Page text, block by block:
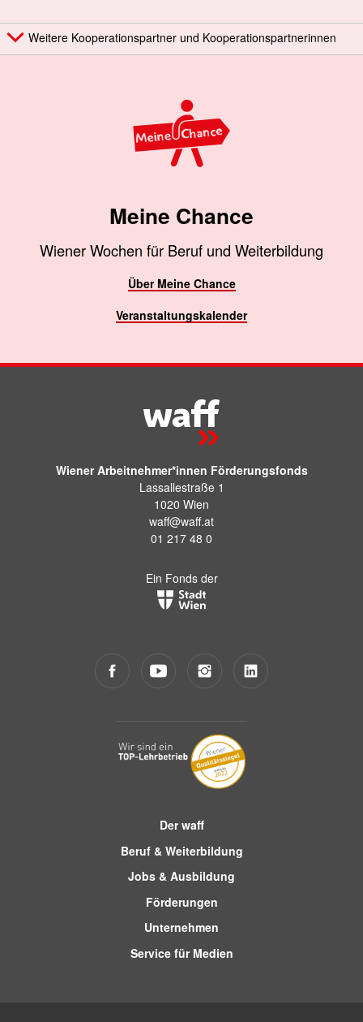
Weitere Kooperationspartner und Kooperationspartnerinnen
Meine Chance
Wiener Wochen für Beruf und Weiterbildung
Über Meine Chance
Veranstaltungskalender
Wiener Arbeitnehmer*innen Förderungsfonds
Lassallestraße 1
1020 Wien
waff@waff.at
01 217 48 0
Ein Fonds der
Der waff
Beruf & Weiterbildung
Jobs & Ausbildung
Förderungen
Unternehmen
Service für Medien